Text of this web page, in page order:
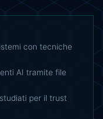
con tecniche
AI tramite file
per il trust